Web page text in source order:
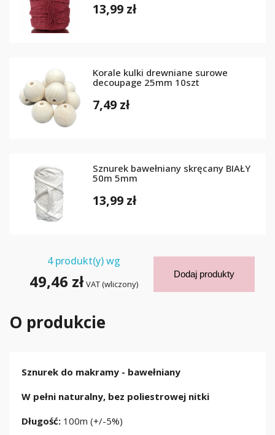
13,99 zł
Korale kulki drewniane surowe
decoupage 25mm 10szt
7,49 zł
Sznurek bawełniany skręcany BIAŁY
50m 5mm
13,99 zł
4produkt(y) wg
49,46 zł VAT (wliczony)
Dodaj produkty
O produkcie
Sznurek do makramy - bawełniany
W pełni naturalny, bez poliestrowej nitki
Długość: 100m (+/-5%)